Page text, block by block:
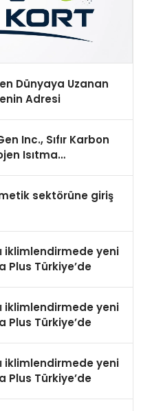
Dünyaya Uzanan
Adresi
Inc., Sıfır Karbon
Isıtma
sektörüne giriş
iklimlendirmede yeni
Plus Türkiye’de
iklimlendirmede yeni
Plus Türkiye’de
iklimlendirmede yeni
Plus Türkiye’de